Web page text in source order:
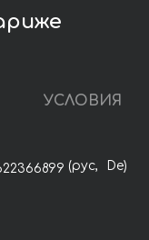
УСЛОВИЯ
(рус, De)